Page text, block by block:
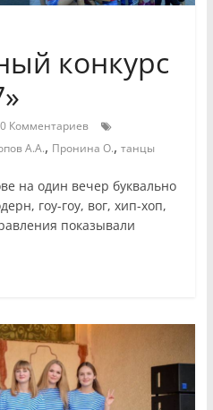
конкурс
0 Комментариев
А.А., Пронина О., танцы
на один вечер буквально
гоу-гоу, вог, хип-хоп,
показывали